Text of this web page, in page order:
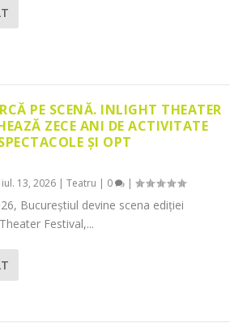
PE SCENĂ. INLIGHT THEATER
ZECE ANI DE ACTIVITATE
ȘI OPT
iul. 13, 2026| Teatru | 0 |
Bucureștiul devine scena ediției
Festival,...